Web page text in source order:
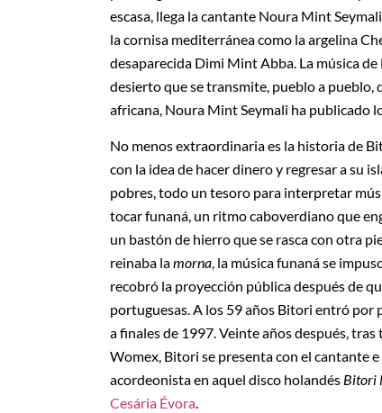
escasa, llega la cantante Noura Mint
la cornisa mediterránea como la argelina
desaparecida Dimi Mint Abba. La música
desierto que se transmite, pueblo a pueblo,
africana, Noura Mint Seymali ha publicado
No menos extraordinaria es la historia de
con la idea de hacer dinero y regresar a su
pobres, todo un tesoro para interpretar
tocar funaná, un ritmo caboverdiano que
un bastón de hierro que se rasca con otra
reinaba lamorna, la música funaná se
recobró la proyección pública después de
portuguesas. A los 59 años Bitori entró por
a finales de 1997. Veinte años después,
Womex, Bitori se presenta con el cantante
acordeonista en aquel disco holandés Bitori
Cesária Évora.